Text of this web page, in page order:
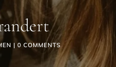
| 0 COMMENTS